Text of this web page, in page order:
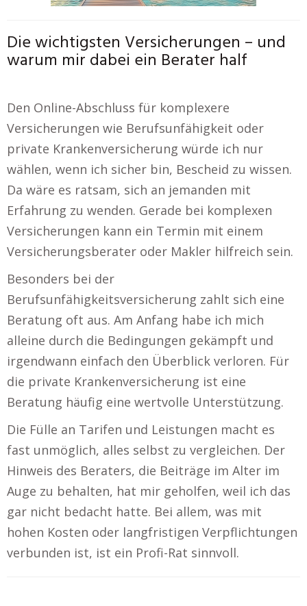
Die wichtigsten Versicherungen – und
warum mir dabei ein Berater half
Den Online-Abschluss für komplexere
Versicherungen wie Berufsunfähigkeit oder
private Krankenversicherung würde ich nur
wählen, wenn ich sicher bin, Bescheid zu wissen.
Da wäre es ratsam, sich an jemanden mit
Erfahrung zu wenden. Gerade bei komplexen
Versicherungen kann ein Termin mit einem
Versicherungsberater oder Makler hilfreich sein.
Besonders bei der
Berufsunfähigkeitsversicherung zahlt sich eine
Beratung oft aus. Am Anfang habe ich mich
alleine durch die Bedingungen gekämpft und
irgendwann einfach den Überblick verloren. Für
die private Krankenversicherung ist eine
Beratung häufig eine wertvolle Unterstützung.
Die Fülle an Tarifen und Leistungen macht es
fast unmöglich, alles selbst zu vergleichen. Der
Hinweis des Beraters, die Beiträge im Alter im
Auge zu behalten, hat mir geholfen, weil ich das
gar nicht bedacht hatte. Bei allem, was mit
hohen Kosten oder langfristigen Verpflichtungen
verbunden ist, ist ein Profi-Rat sinnvoll.